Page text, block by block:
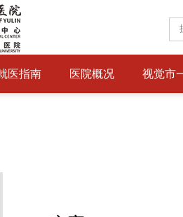
医指南 医院概况 视觉市